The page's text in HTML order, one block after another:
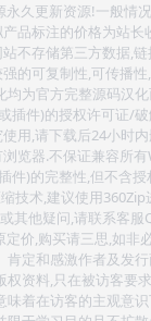
久更新资源!一般情
品标注的价格为站
不存储第三方数据,
的可复制性,可传播
均为官方完整源码汉
插件)的授权许可证/
用,请下载后24小时
览器.不保证兼容所
件)的完整性,但不含
技术,建议使用360Zip
其他疑问,请联系客
价,购买请三思,如非
定和感激作者及发
资料,只在被访客要
着在访客的主观意